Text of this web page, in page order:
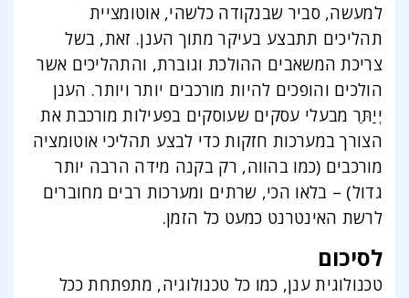
למעשה, סביר שבנקודה כלשהי, אוטומציית
תהליכים תתבצע בעיקר מתוך הענן. זאת, בשל
צריכת המשאבים ההולכת וגוברת, והתהליכים אשר
הולכים והופכים להיות מורכבים יותר ויותר. הענן
יְיַתֵּר מבעלי עסקים שעוסקים בפעילות מורכבת את
הצורך במערכות חזקות כדי לבצע תהליכי אוטומציה
מורכבים (כמו בהווה, רק בקנה מידה הרבה יותר
גדול) – בלאו הכי, שרתים ומערכות רבים מחוברים
לרשת האינטרנט כמעט כל הזמן.
לסיכום
טכנולוגית ענן, כמו כל טכנולוגיה, מתפתחת ככל